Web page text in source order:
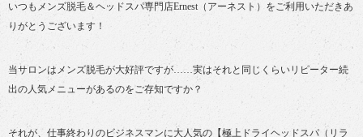
いつもメンズ脱毛＆ヘッドスパ専門店Ernest（アーネスト）をご利用いただきあ
りがとうございます！
当サロンはメンズ脱毛が大好評ですが……実はそれと同じくらいリピーター続
出の人気メニューがあるのをご存知ですか？
それが、仕事終わりのビジネスマンに大人気の【極上ドライヘッドスパ（リラ